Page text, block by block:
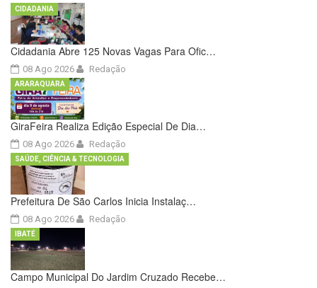
Cidadania Abre 125 Novas Vagas Para Ofic…
08 Ago 2026
CIDADANIA
Redação
GiraFeira Realiza Edição Especial De Dia…
08 Ago 2026
ARARAQUARA
Redação
Prefeitura De São Carlos Inicia Instalaç…
08 Ago 2026
SAÚDE, CIÊNCIA & TECNOLOGIA
Redação
Campo Municipal Do Jardim Cruzado Recebe…
IBATÉ